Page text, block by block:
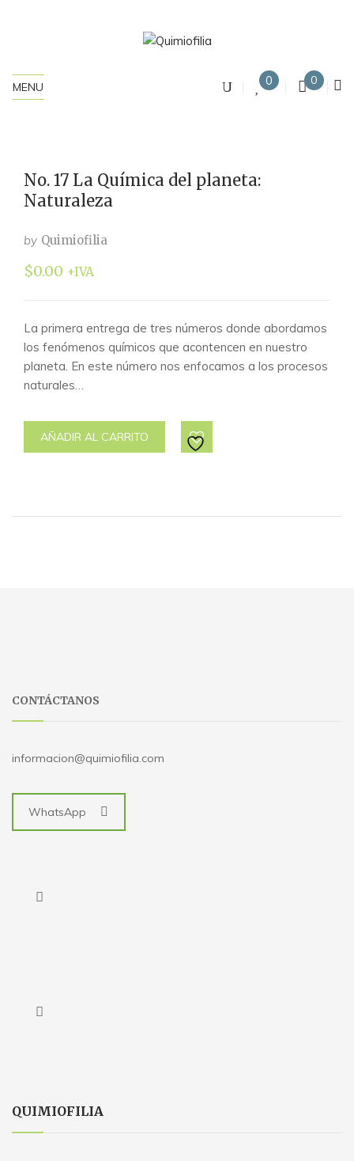
MENU 0 0
No. 17 La Química del planeta:
Naturaleza
by Quimiofilia
$0.00 +IVA
La primera entrega de tres números donde abordamos
los fenómenos químicos que acontencen en nuestro
planeta. En este número nos enfocamos a los procesos
naturales…
AÑADIR AL CARRITO
CONTÁCTANOS
informacion@quimiofilia.com
WhatsApp
QUIMIOFILIA